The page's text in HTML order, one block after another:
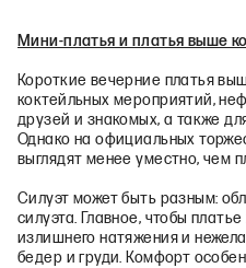
Мини-платья и платья выше
Короткие вечерние платья
коктейльных мероприятий,
друзей и знакомых, а также
Однако на официальных
выглядят менее уместно, чем
Силуэт может быть разным:
силуэта. Главное, чтобы
излишнего натяжения и
бедер и груди. Комфорт